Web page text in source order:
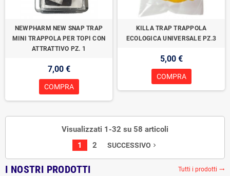
NEWPHARM NEW SNAP TRAP
MINI TRAPPOLA PER TOPI CON
ATTRATTIVO PZ. 1
7,00 €
COMPRA
KILLA TRAP TRAPPOLA
ECOLOGICA UNIVERSALE PZ.3
5,00 €
COMPRA
Visualizzati 1-32 su 58 articoli
1
2 SUCCESSIVO navigate_next
I NOSTRI PRODOTTI Tutti i prodotti trending_flat